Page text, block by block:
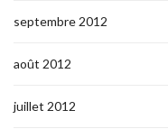
septembre 2012
août 2012
juillet 2012